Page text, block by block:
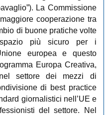
La Commissione
cooperazione tra
di buone pratiche volte
più sicuro per i
europea e questo
Europa Creativa,
settore dei mezzi di
di best practice
giornalistici nell’UE e
del settore. Nel